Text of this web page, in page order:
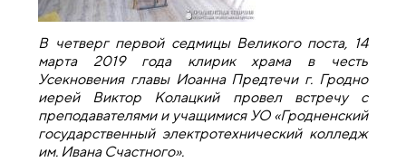
В четверг первой седмицы Великого поста, 14
марта 2019 года клирик храма в честь
Усекновения главы Иоанна Предтечи г. Гродно
иерей Виктор Колацкий провел встречу с
преподавателями и учащимися УО «Гродненский
государственный электротехнический колледж
им. Ивана Счастного».